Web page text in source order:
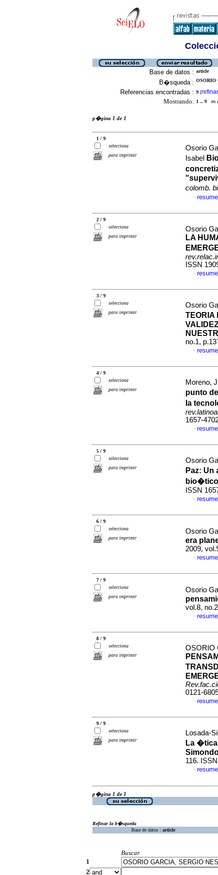
Base de datos : article
B�squeda : OSORIO
Referencias encontradas : 9 [refinar
Mostrando: 1 .. 9 en
p�gina 1 de 1
1 / 9
selecciona
para imprimir
Osorio
Isabel
colomb.
·
2 / 9
selecciona
para imprimir
Osorio
LA
ISSN
·
3 / 9
selecciona
para imprimir
Osorio
TEORIA
no.1,
·
4 / 9
selecciona
para imprimir
Moreno,
punto
la
1657-
·
5 / 9
selecciona
para imprimir
Osorio
Paz: Un
bio�tico
ISSN
·
6 / 9
selecciona
para imprimir
Osorio
era
2009,
·
7 / 9
selecciona
para imprimir
Osorio
vol.8,
·
8 / 9
selecciona
para imprimir
0121-
·
9 / 9
selecciona
para imprimir
Losada-
La
116.
·
p�gina 1 de 1
Refinar la b�squeda
Base de datos : article
Buscar
1
2